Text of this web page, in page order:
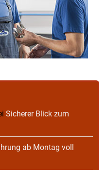
Sicherer Blick zum
ab Montag voll